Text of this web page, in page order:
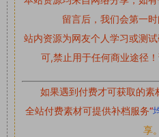
留言后，我们会第一时
站内资源为网友个人学习或测
可,禁止用于任何商业途径
如果遇到付费才可获取的素
全站付费素材可提供补档服务“
享。